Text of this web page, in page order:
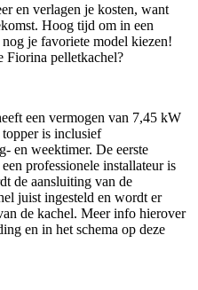
en verlagen je kosten, want
Hoog tijd om in een
je favoriete model kiezen!
Fiorina pelletkachel?
een vermogen van 7,45 kW
is inclusief
en weektimer. De eerste
professionele installateur is
de aansluiting van de
juist ingesteld en wordt er
de kachel. Meer info hierover
en in het schema op deze